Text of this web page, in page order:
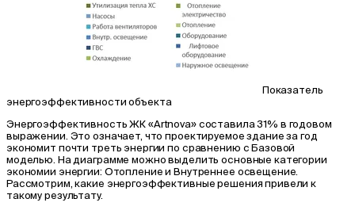
Показатель
энергоэффективности объекта
Энергоэффективность ЖК «Artnova» составила 31% в годовом
выражении. Это означает, что проектируемое здание за год
экономит почти треть энергии по сравнению с Базовой
моделью. На диаграмме можно выделить основные категории
экономии энергии: Отопление и Внутреннее освещение.
Рассмотрим, какие энергоэффективные решения привели к
такому результату.